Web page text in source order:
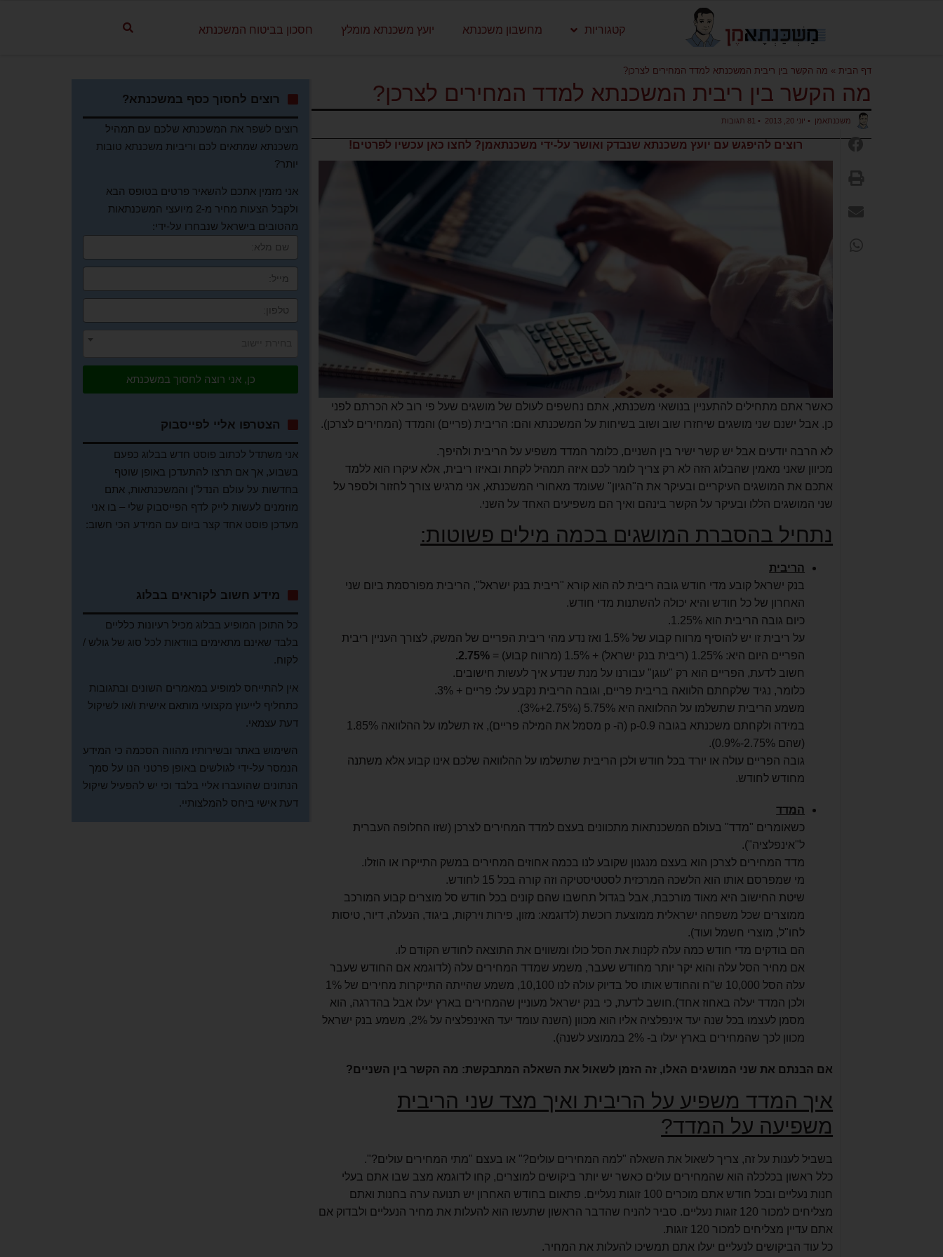
קטגוריות מחשבון משכנתא יועץ משכנתא מומלץ חסכון בביטוח המשכנתא
דף הבית » מה הקשר בין ריבית המשכנתא למדד המחירים לצרכן?
מה הקשר בין ריבית המשכנתא למדד המחירים לצרכן?
משכנתאמן • יוני 20, 2013 •
רוצים להיפגש עם יועץ משכנתא שנבדק ואושר על-ידי משכנתאמן? לחצו כאן עכשיו לפרטים!
כאשר אתם מתחילים להתעניין בנושאי משכנתא, אתם נחשפים לעולם של מושגים שעל פי רוב לא הכרתם לפני
כן. אבל ישנם שני מושגים שיחזרו שוב ושוב בשיחות על המשכנתא והם: הריבית (פריים) והמדד (המחירים לצרכן).
לא הרבה יודעים אבל יש קשר ישיר בין השניים, כלומר המדד משפיע על הריבית ולהיפך.
מכיוון שאני מאמין שהבלוג הזה לא רק צריך לומר לכם איזה תמהיל לקחת ובאיזו ריבית, אלא עיקרו הוא ללמד
אתכם את המושגים העיקריים ובעיקר את ה"הגיון" שעומד מאחורי המשכנתא, אני מרגיש צורך לחזור ולספר על
שני המושגים הללו ובעיקר על הקשר בינהם ואיך הם משפיעים האחד על השני.
נתחיל בהסברת המושגים בכמה מילים פשוטות:
הריבית
בנק ישראל קובע מדי חודש גובה ריבית לה הוא קורא "ריבית בנק ישראל", הריבית מפורסמת ביום שני
האחרון של כל חודש והיא יכולה להשתנות מדי חודש.
כיום גובה הריבית הוא 1.25%.
על ריבית זו יש להוסיף מרווח קבוע של 1.5% ואז נדע מהי ריבית הפריים של המשק, לצורך העניין ריבית
הפריים היום היא: 1.25% (ריבית בנק ישראל) + 1.5% (מרווח קבוע) =
2.75%.
חשוב לדעת, הפריים הוא רק "עוגן" עבורנו על מנת שנדע איך לעשות חישובים.
כלומר, נגיד שלקחתם הלוואה בריבית פריים, וגובה הריבית נקבע על: פריים + 3%.
משמע הריבית שתשלמו על ההלוואה היא 5.75% (2.75%+3%).
במידה ולקחתם משכנתא בגובה p-0.9 (ה- p מסמל את המילה פריים), אז תשלמו על ההלוואה 1.85%
(שהם 2.75%-0.9%).
גובה הפריים עולה או יורד בכל חודש ולכן הריבית שתשלמו על ההלוואה שלכם אינו קבוע אלא משתנה
מחודש לחודש.
המדד
כשאומרים "מדד" בעולם המשכנתאות מתכוונים בעצם למדד המחירים לצרכן (שזו החלופה העברית
ל"אינפלציה").
מדד המחירים לצרכן הוא בעצם מנגנון שקובע לנו בכמה אחוזים המחירים במשק התייקרו או הוזלו.
מי שמפרסם אותו הוא הלשכה המרכזית לסטטיסטיקה וזה קורה בכל 15 לחודש.
שיטת החישוב היא מאוד מורכבת, אבל בגדול תחשבו שהם קונים בכל חודש סל מוצרים קבוע המורכב
ממוצרים שכל משפחה ישראלית ממוצעת רוכשת (לדוגמא: מזון, פירות וירקות, ביגוד, הנעלה, דיור, טיסות
לחו"ל, מוצרי חשמל ועוד).
הם בודקים מדי חודש כמה עלה לקנות את הסל כולו ומשווים את התוצאה לחודש הקודם לו.
אם מחיר הסל עלה והוא יקר יותר מחודש שעבר, משמע שמדד המחירים עלה (לדוגמא אם החודש שעבר
עלה הסל 10,000 ש"ח והחודש אותו סל בדיוק עולה לנו 10,100, משמע שהייתה התייקרות מחירים של 1%
ולכן המדד יעלה באחוז אחד).חושב לדעת, כי בנק ישראל מעוניין שהמחירים בארץ יעלו אבל בהדרגה, הוא
מסמן לעצמו בכל שנה יעד אינפלציה אליו הוא מכוון (השנה עומד יעד האינפלציה על 2%, משמע בנק ישראל
מכוון לכך שהמחירים בארץ יעלו ב- 2% בממוצע לשנה).
אם הבנתם את שני המושגים האלו, זה הזמן לשאול את השאלה המתבקשת: מה הקשר בין השניים?
איך המדד משפיע על הריבית ואיך מצד שני הריבית
משפיעה על המדד?
בשביל לענות על זה, צריך לשאול את השאלה "למה המחירים עולים?" או בעצם "מתי המחירים עולים?".
כלל ראשון בכלכלה הוא שהמחירים עולים כאשר יש יותר ביקושים למוצרים, קחו לדוגמא מצב שבו אתם בעלי
חנות נעליים ובכל חודש אתם מוכרים 100 זוגות נעליים. פתאום בחודש האחרון יש תנועה ערה בחנות ואתם
מצליחים למכור 120 זוגות נעליים. סביר להניח שהדבר הראשון שתעשו הוא להעלות את מחיר הנעליים ולבדוק אם
אתם עדיין מצליחים למכור 120 זוגות.
כל עוד הביקושים לנעליים יעלו אתם תמשיכו להעלות את המחיר.
רוצים לחסוך כסף במשכנתא?
רוצים לשפר את המשכנתא שלכם עם תמהיל
משכנתא שמתאים לכם וריביות משכנתא טובות
יותר?
אני מזמין אתכם להשאיר פרטים בטופס הבא
ולקבל הצעות מחיר מ-2 מיועצי המשכנתאות
מהטובים בישראל שנבחרו על-ידי:
כן, אני רוצה לחסוך במשכנתא
הצטרפו אליי לפייסבוק
אני משתדל לכתוב פוסט חדש בבלוג כפעם
בשבוע, אך אם תרצו להתעדכן באופן שוטף
בחדשות על עולם הנדל"ן והמשכנתאות, אתם
מוזמנים לעשות לייק לדף הפייסבוק שלי – בו אני
מעדכן פוסט אחד קצר ביום עם המידע הכי חשוב:
מידע חשוב לקוראים בבלוג
כל התוכן המופיע בבלוג מכיל רעיונות כלליים
בלבד שאינם מתאימים בוודאות לכל סוג של גולש /
לקוח.
אין להתייחס למופיע במאמרים השונים ובתגובות
כתחליף לייעוץ מקצועי מותאם אישית ו/או לשיקול
דעת עצמאי.
השימוש באתר ובשירותיו מהווה הסכמה כי המידע
הנמסר על-ידי לגולשים באופן פרטני הנו על סמך
הנתונים שהועברו אליי בלבד וכי יש להפעיל שיקול
דעת אישי ביחס להמלצותיי.